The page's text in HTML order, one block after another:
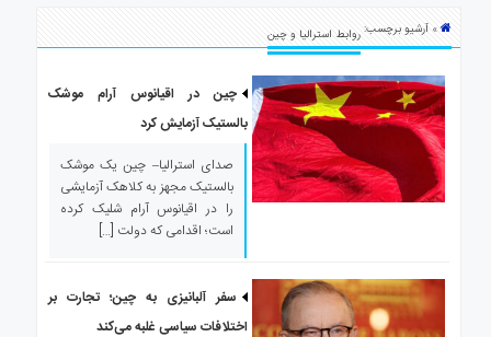
استرالیا
ارتباط
» آرشیو برچسب:روابط استرالیا و چین
چین در اقیانوس آرام موشک
بالستیک آزمایش کرد
صدای استرالیا– چین یک موشک
بالستیک مجهز به کلاهک آزمایشی
را در اقیانوس آرام شلیک کرده
است؛ اقدامی که دولت […]
سفر آلبانیزی به چین؛ تجارت بر
اختلافات سیاسی غلبه می‌کند